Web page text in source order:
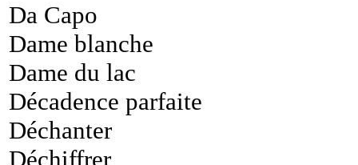
Da Capo
Dame blanche
Dame du lac
Décadence parfaite
Déchanter
Déchiffrer